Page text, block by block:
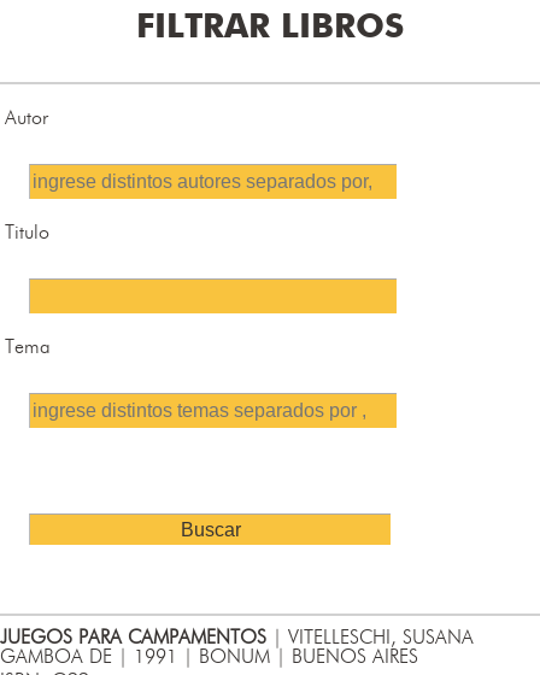
FILTRAR LIBROS
Autor
Titulo
Tema
JUEGOS PARA CAMPAMENTOS | VITELLESCHI, SUSANA
GAMBOA DE | 1991 | BONUM | BUENOS AIRES